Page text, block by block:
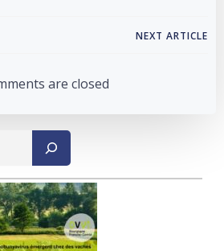
navigation
NEXT ARTICLE
are closed